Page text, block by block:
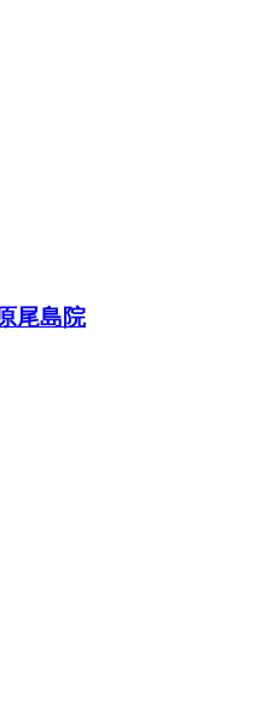
尾島院